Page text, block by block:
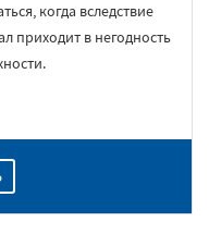
когда вследствие
приходит в негодность